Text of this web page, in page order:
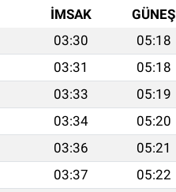
İMSAK GÜNEŞ
03:30 05:18
03:31 05:18
03:33 05:19
03:34 05:20
03:36 05:21
03:37 05:22